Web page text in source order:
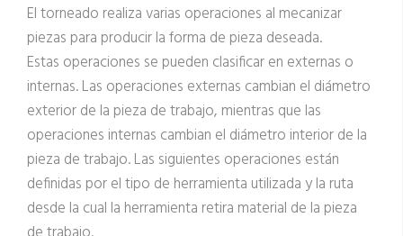
El torneado realiza varias operaciones al mecanizar
piezas para producir la forma de pieza deseada.
Estas operaciones se pueden clasificar en externas o
internas. Las operaciones externas cambian el diámetro
exterior de la pieza de trabajo, mientras que las
operaciones internas cambian el diámetro interior de la
pieza de trabajo. Las siguientes operaciones están
definidas por el tipo de herramienta utilizada y la ruta
desde la cual la herramienta retira material de la pieza